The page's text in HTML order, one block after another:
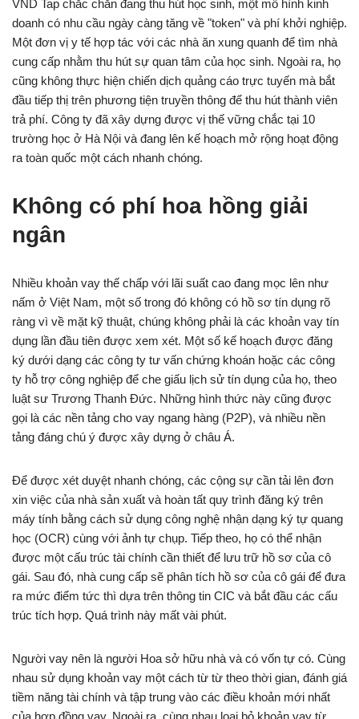
VND Tap chắc chắn đang thu hút học sinh, một mô hình kinh
doanh có nhu cầu ngày càng tăng về "token" và phí khởi nghiệp.
Một đơn vị y tế hợp tác với các nhà ăn xung quanh để tìm nhà
cung cấp nhằm thu hút sự quan tâm của học sinh. Ngoài ra, họ
cũng không thực hiện chiến dịch quảng cáo trực tuyến mà bắt
đầu tiếp thị trên phương tiện truyền thông để thu hút thành viên
trả phí. Công ty đã xây dựng được vị thế vững chắc tại 10
trường học ở Hà Nội và đang lên kế hoạch mở rộng hoạt động
ra toàn quốc một cách nhanh chóng.
Không có phí hoa hồng giải
ngân
Nhiều khoản vay thế chấp với lãi suất cao đang mọc lên như
nấm ở Việt Nam, một số trong đó không có hồ sơ tín dụng rõ
ràng vì về mặt kỹ thuật, chúng không phải là các khoản vay tín
dụng lần đầu tiên được xem xét. Một số kế hoạch được đăng
ký dưới dạng các công ty tư vấn chứng khoán hoặc các công
ty hỗ trợ công nghiệp để che giấu lịch sử tín dụng của họ, theo
luật sư Trương Thanh Đức. Những hình thức này cũng được
gọi là các nền tảng cho vay ngang hàng (P2P), và nhiều nền
tảng đáng chú ý được xây dựng ở châu Á.
Để được xét duyệt nhanh chóng, các cộng sự cần tải lên đơn
xin việc của nhà sản xuất và hoàn tất quy trình đăng ký trên
máy tính bằng cách sử dụng công nghệ nhận dạng ký tự quang
học (OCR) cùng với ảnh tự chụp. Tiếp theo, họ có thể nhận
được một cấu trúc tài chính cần thiết để lưu trữ hồ sơ của cô
gái. Sau đó, nhà cung cấp sẽ phân tích hồ sơ của cô gái để đưa
ra mức điểm tức thì dựa trên thông tin CIC và bắt đầu các cấu
trúc tích hợp. Quá trình này mất vài phút.
Người vay nên là người Hoa sở hữu nhà và có vốn tự có. Cùng
nhau sử dụng khoản vay một cách từ từ theo thời gian, đánh giá
tiềm năng tài chính và tập trung vào các điều khoản mới nhất
của hợp đồng vay. Ngoài ra, cùng nhau loại bỏ khoản vay từ